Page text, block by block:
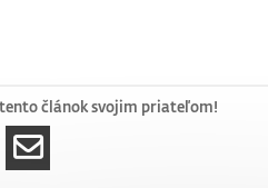
článok svojim priateľom!